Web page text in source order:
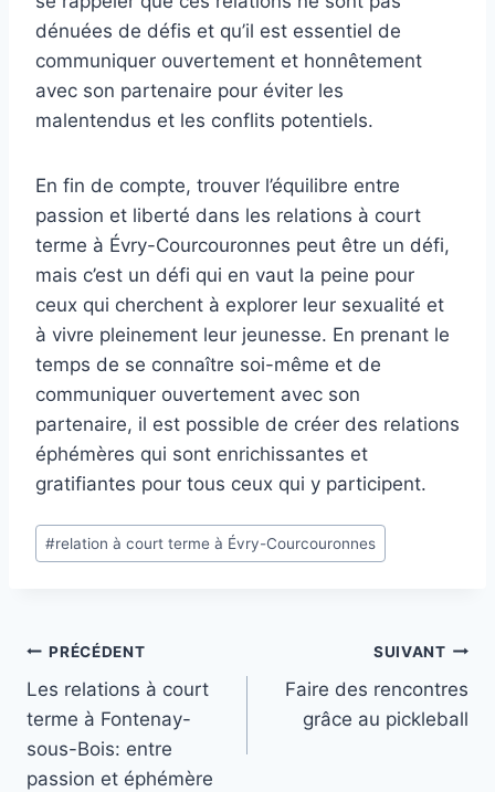
dénuées de défis et qu’il est essentiel de
communiquer ouvertement et honnêtement
avec son partenaire pour éviter les
malentendus et les conflits potentiels.
En fin de compte, trouver l’équilibre entre
passion et liberté dans les relations à court
terme à Évry-Courcouronnes peut être un défi,
mais c’est un défi qui en vaut la peine pour
ceux qui cherchent à explorer leur sexualité et
à vivre pleinement leur jeunesse. En prenant le
temps de se connaître soi-même et de
communiquer ouvertement avec son
partenaire, il est possible de créer des relations
éphémères qui sont enrichissantes et
gratifiantes pour tous ceux qui y participent.
Étiquettes
de
#relation à court terme à Évry-Courcouronnes
Navigation
de
l’article
PRÉCÉDENT
Les relations à court
terme à Fontenay-
sous-Bois: entre
passion et éphémère
SUIVANT
Faire des rencontres
grâce au pickleball